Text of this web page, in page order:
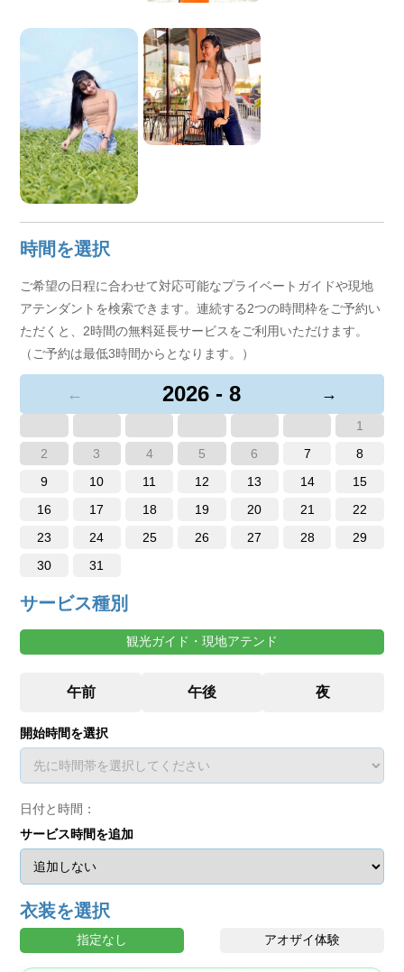
一緒にサイゴンを探索しませんか
時間を選択
ご希望の日程に合わせて対応可能なプライベートガイドや現地
アテンダントを検索できます。連続する2つの時間枠をご予約い
ただくと、2時間の無料延長サービスをご利用いただけます。
（ご予約は最低3時間からとなります。）
← 2026 - 8 →
1
2
3 4 5 6 7
8
9
10 11 12 13 14
15
16
17 18 19 20 21
22
23
24 25 26 27 28
29
30
31
サービス種別
観光ガイド・現地アテンド
開始時間を選択
日付と時間：
サービス時間を追加
衣装を選択
指定なし アオザイ体験